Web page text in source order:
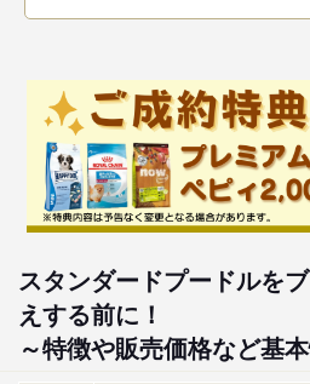
スタンダードプードルを
えする前に！
～特徴や販売価格など基